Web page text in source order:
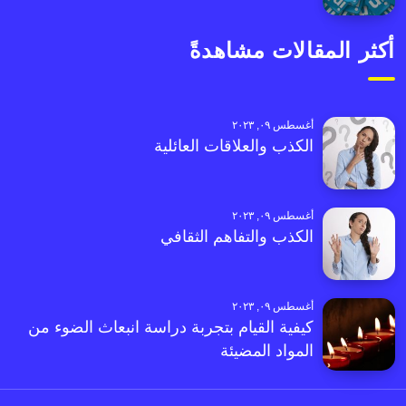
أكثر المقالات مشاهدةً
أغسطس ٠٩, ٢٠٢٣
الكذب والعلاقات العائلية
أغسطس ٠٩, ٢٠٢٣
الكذب والتفاهم الثقافي
أغسطس ٠٩, ٢٠٢٣
كيفية القيام بتجربة دراسة انبعاث الضوء من
المواد المضيئة